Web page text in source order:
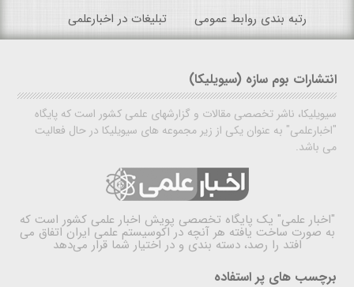
رتبه بندی روابط عمومی تبلیغات در اخبارعلمی
انتشارات بوم سازه (سیویلیکا)
سیویلیکا، ناشر تخصصی مقالات و گزارشهای علمی کشور است که پایگاه
"اخبارعلمی" به عنوان یکی از زیر مجموعه های سیویلیکا در حال فعالیت
می باشد.
"اخبار علمی" یک پایگاه تخصصی پویش اخبار علمی کشور است که
به صورت ساخت یافته هر آنچه در اکوسیستم علمی ایران اتفاق می
افتد را رصد، دسته بندی و در اختیار شما قرار می‌دهد
برچسب های پر استفاده